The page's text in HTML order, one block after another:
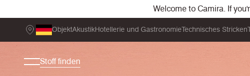
Welcome to Camira. If
ObjektAkustikHotellerie und GastronomieTechnisches Stricken
Stoff finden